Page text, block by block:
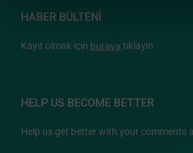
HABER BÜLTENİ
Kayıt olmak için buraya tıklayın
HELP US BECOME BETTER
Help us get better with your comments